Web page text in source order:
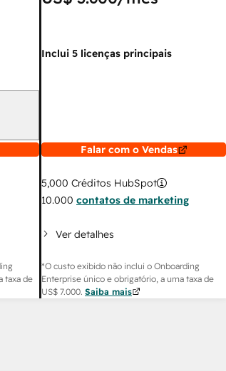
taxa de
Inclui 5 licenças principais
Falar com o Vendas
5,000 Créditos HubSpot
10.000 contatos de marketing
Ver detalhes
*O custo exibido não inclui o Onboarding
Enterprise único e obrigatório, a uma taxa de
US$ 7.000. Saiba mais